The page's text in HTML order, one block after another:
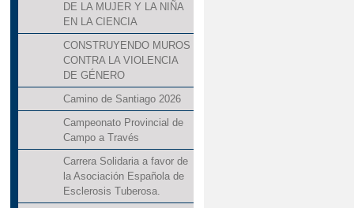
DE LA MUJER Y LA NIÑA
EN LA CIENCIA
CONSTRUYENDO MUROS
CONTRA LA VIOLENCIA
DE GÉNERO
Camino de Santiago 2026
Campeonato Provincial de
Campo a Través
Carrera Solidaria a favor de
la Asociación Española de
Esclerosis Tuberosa.